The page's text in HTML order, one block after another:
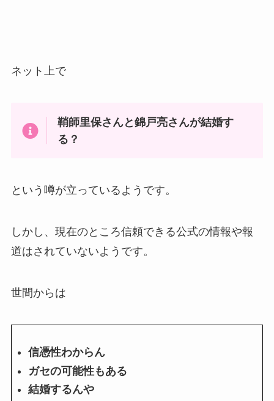
ネット上で
鞘師里保さんと錦戸亮さんが結婚す
る？
という噂が立っているようです。
しかし、現在のところ信頼できる公式の情報や報
道はされていないようです。
世間からは
信憑性わからん
ガセの可能性もある
結婚するんや